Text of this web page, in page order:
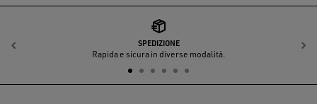
SPEDIZIONE
Rapida e sicura in diverse modalità.
Indietro